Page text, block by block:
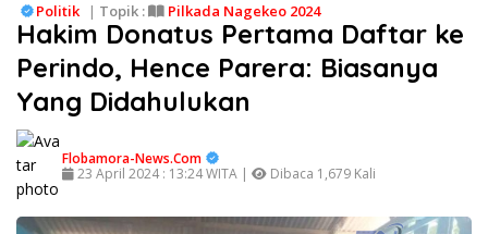
Politik | Topik : Pilkada Nagekeo 2024
Hakim Donatus Pertama Daftar ke
Perindo, Hence Parera: Biasanya
Yang Didahulukan
Flobamora-News.Com
23 April 2024 : 13:24 WITA |
Dibaca 1,679 Kali